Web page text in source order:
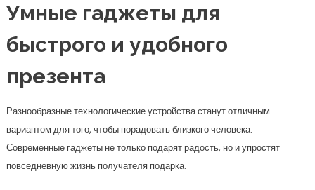
Умные гаджеты для
быстрого и удобного
презента
Разнообразные технологические устройства станут отличным
вариантом для того, чтобы порадовать близкого человека.
Современные гаджеты не только подарят радость, но и упростят
повседневную жизнь получателя подарка.